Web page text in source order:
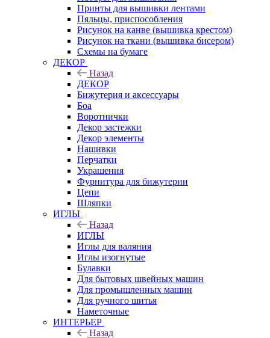
Принты для вышивки лентами
Пяльцы, приспособления
Рисунок на канве (вышивка крестом)
Рисунок на ткани (вышивка бисером)
Схемы на бумаге
ДЕКОР
Назад
ДЕКОР
Бижутерия и аксессуары
Боа
Воротнички
Декор застежки
Декор элементы
Нашивки
Перчатки
Украшения
Фурнитура для бижутерии
Цепи
Шляпки
ИГЛЫ
Назад
ИГЛЫ
Иглы для валяния
Иглы изогнутые
Булавки
Для бытовых швейных машин
Для промышленных машин
Для ручного шитья
Наметочные
ИНТЕРЬЕР
Назад